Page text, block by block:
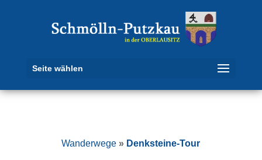
Seite wählen
Wanderwege » Denksteine-Tour